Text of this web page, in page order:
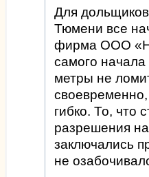
Для
Тюмени все
фирма ООО
самого
метры не
гибко. То, что
разрешения
заключались
не